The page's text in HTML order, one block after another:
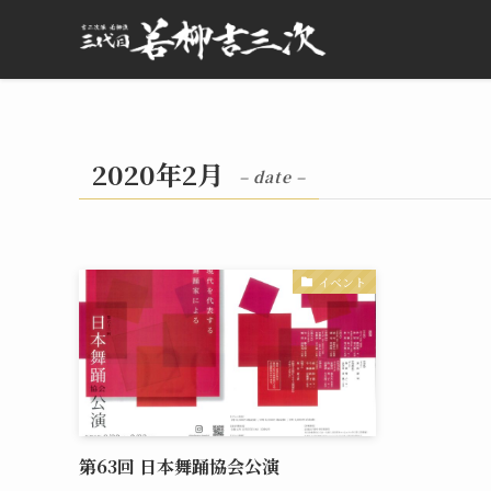
2020年2月 – date –
イベント
第63回 日本舞踊協会公演